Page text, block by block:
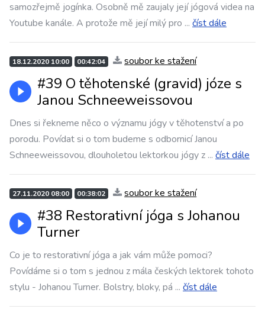
samozřejmě jogínka. Osobně mě zaujaly její jógová videa na
Youtube kanále. A protože mě její milý pro ... číst dále
18.12.2020 10:00 00:42:04 soubor ke stažení
#39 O těhotenské (gravid) józe s
Janou Schneeweissovou
Dnes si řekneme něco o významu jógy v těhotenství a po
porodu. Povídat si o tom budeme s odbornicí Janou
Schneeweissovou, dlouholetou lektorkou jógy z ... číst dále
27.11.2020 08:00 00:38:02 soubor ke stažení
#38 Restorativní jóga s Johanou
Turner
Co je to restorativní jóga a jak vám může pomoci?
Povídáme si o tom s jednou z mála českých lektorek tohoto
stylu - Johanou Turner. Bolstry, bloky, pá ... číst dále